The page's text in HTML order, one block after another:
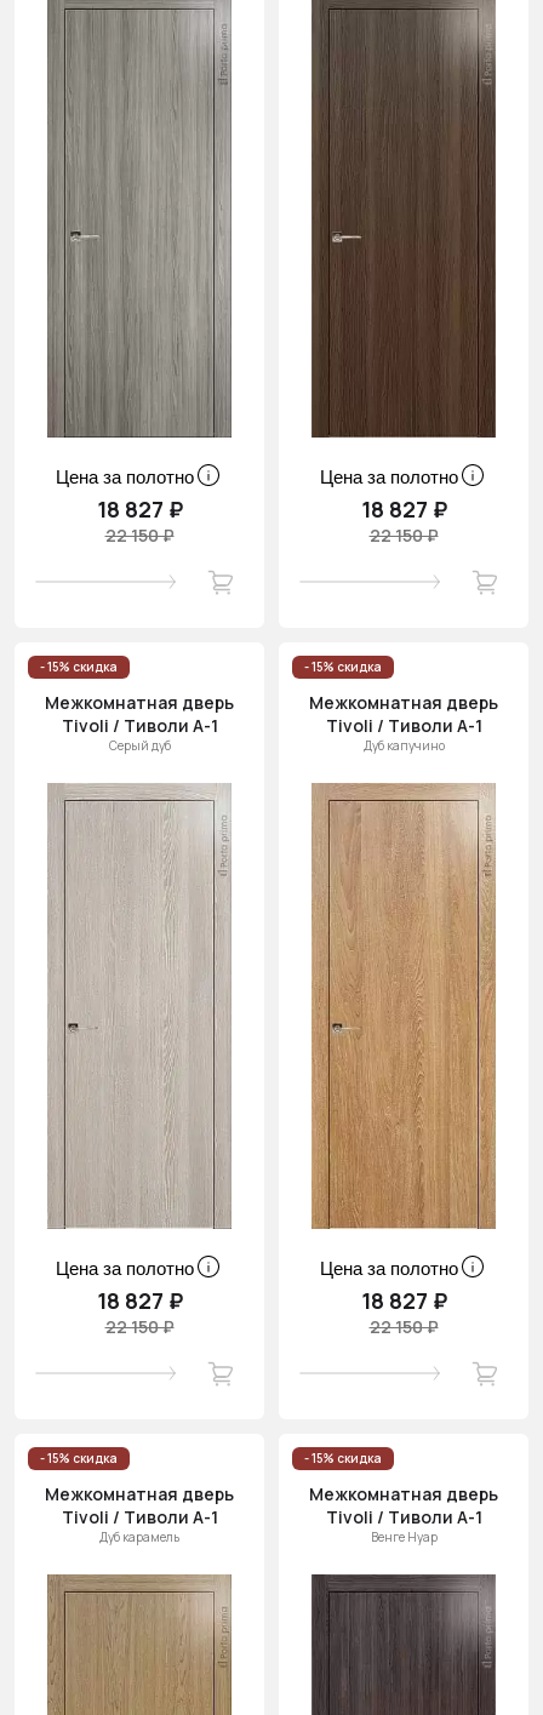
Цена за полотно
18 827 ₽
22 150 ₽
Цена за полотно
18 827 ₽
22 150 ₽
- 15% скидка
Межкомнатная дверь
Tivoli / Тиволи А-1
Серый дуб
Цена за полотно
18 827 ₽
22 150 ₽
- 15% скидка
Межкомнатная дверь
Tivoli / Тиволи А-1
Дуб капучино
Цена за полотно
18 827 ₽
22 150 ₽
- 15% скидка
Межкомнатная дверь
Tivoli / Тиволи А-1
Дуб карамель
- 15% скидка
Межкомнатная дверь
Tivoli / Тиволи А-1
Венге Нуар